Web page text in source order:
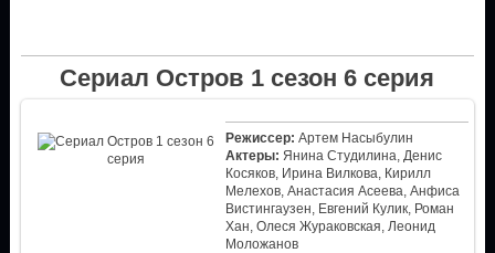
Сериал Остров 1 сезон 6 серия
Режиссер: Артем Насыбулин
Актеры: Янина Студилина, Денис
Косяков, Ирина Вилкова, Кирилл
Мелехов, Анастасия Асеева, Анфиса
Вистингаузен, Евгений Кулик, Роман
Хан, Олеся Жураковская, Леонид
Моложанов